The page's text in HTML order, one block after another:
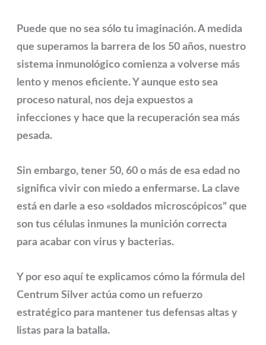
Puede que no sea sólo tu imaginación. A medida
que superamos la barrera de los 50 años, nuestro
sistema inmunológico comienza a volverse más
lento y menos eficiente. Y aunque esto sea
proceso natural, nos deja expuestos a
infecciones y hace que la recuperación sea más
pesada.
Sin embargo, tener 50, 60 o más de esa edad no
significa vivir con miedo a enfermarse. La clave
está en darle a eso «soldados microscópicos” que
son tus células inmunes la munición correcta
para acabar con virus y bacterias.
Y por eso aquí te explicamos cómo la fórmula del
Centrum Silver actúa como un refuerzo
estratégico para mantener tus defensas altas y
listas para la batalla.